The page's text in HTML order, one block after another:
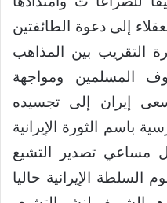
إلى دعوة الطائفتين
التقريب بين المذاهب
المسلمين ومواجهة
إيران إلى تجسيده
باسم الثورة الإيرانية
مساعي تصدير التشيع
الإيرانية حاليا